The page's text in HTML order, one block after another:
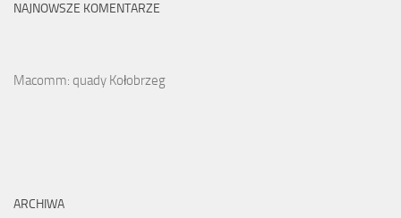
NAJNOWSZE KOMENTARZE
Macomm: quady Kołobrzeg
ARCHIWA